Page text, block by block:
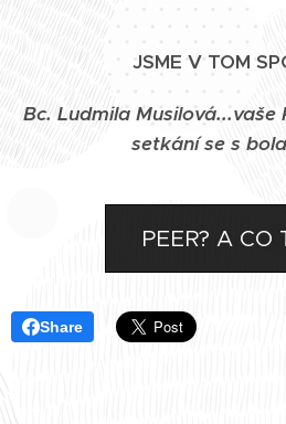
JSME V TOM
Bc. Ludmila Musilová...vaše
setkání se s
PEER? A CO
Share